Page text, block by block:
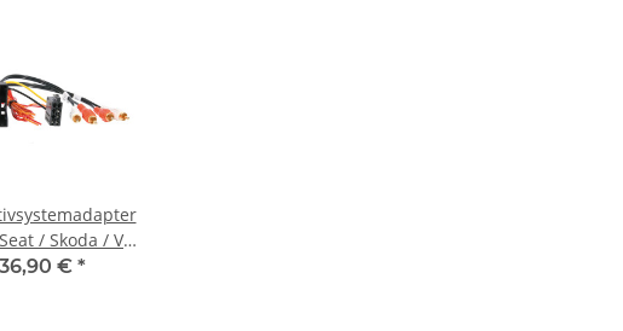
/ Skoda / VW
> BOSE
36,90 € *